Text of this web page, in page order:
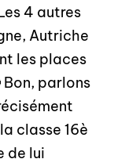
4 autres
Autriche
les places
Bon, parlons
classe 16è
de lui